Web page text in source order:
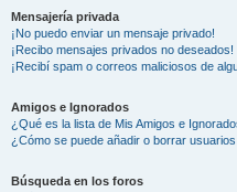
Mensajería privada
¡No puedo enviar un mensaje privado!
¡Recibo mensajes privados no deseados!
¡Recibí spam o correos maliciosos de
Amigos e Ignorados
¿Qué es la lista de Mis Amigos e
¿Cómo se puede añadir o borrar
Búsqueda en los foros